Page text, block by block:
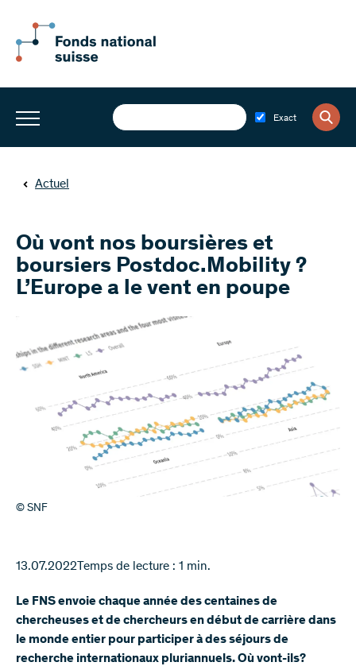
Exact
Actuel
Où vont nos boursières et
boursiers Postdoc.Mobility ?
L’Europe a le vent en poupe
© SNF
13.07.2022 Temps de lecture : 1 min.
Le FNS envoie chaque année des centaines de
chercheuses et de chercheurs en début de carrière dans
le monde entier pour participer à des séjours de
recherche internationaux pluriannuels. Où vont-ils?